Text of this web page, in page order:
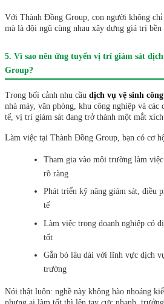
Với Thành Đồng Group, con người không chỉ
mà là đội ngũ cùng nhau xây dựng giá trị bền
5. Vì sao nên ứng tuyển vị trí giám sát
Group?
Trong bối cảnh nhu cầu dịch vụ vệ sinh
nhà máy, văn phòng, khu công nghiệp và các
tế, vị trí giám sát đang trở thành một mắt
Làm việc tại Thành Đồng Group, bạn có cơ
Tham gia vào môi trường làm
rõ ràng
Phát triển kỹ năng giám sát, điều
tế
Làm việc trong doanh nghiệp có
tốt
Gắn bó lâu dài với lĩnh vực dịch
trường
Nói thật luôn: nghề này không hào nhoáng